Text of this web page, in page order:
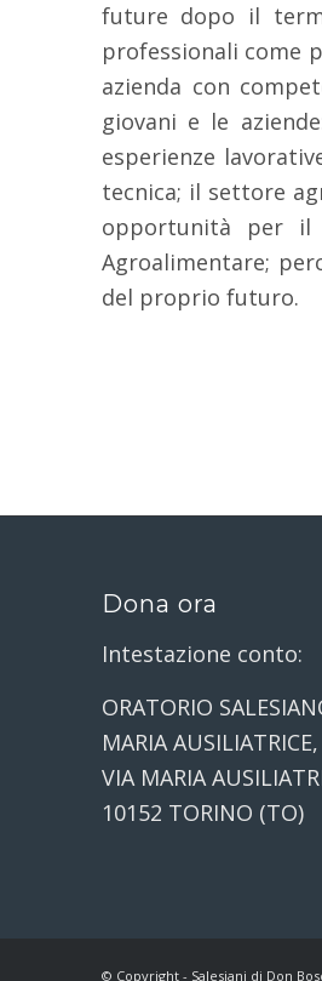
future dopo il
professionali come
azienda con
giovani e le
esperienze
tecnica; il settore
opportunità per il
Agroalimentare;
del proprio futuro.
Dona ora
Intestazione conto:
ORATORIO
MARIA AUSILIATRICE,
VIA MARIA
10152 TORINO (TO)
© Copyright - Salesiani di Don